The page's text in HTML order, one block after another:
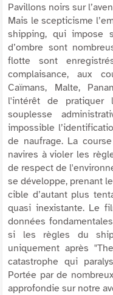
Pavillons noirs sur
Mais le scepticisme
shipping, qui impose
d’ombre sont
flotte sont
complaisance, aux
Caïmans, Malte,
l'intérêt de pratiquer
souplesse
impossible
de naufrage. La
navires à violer les
de respect de
se développe, prenant
cible d’autant plus
quasi inexistante. Le
données
si les règles du
uniquement après "
catastrophe qui
Portée par de
approfondie sur notre